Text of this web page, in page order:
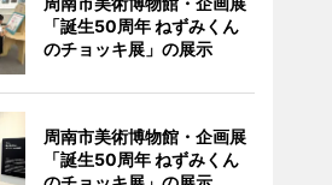
「誕生50周年 ねずみくん
のチョッキ展」の展示
周南市美術博物館・企画展
「誕生50周年 ねずみくん